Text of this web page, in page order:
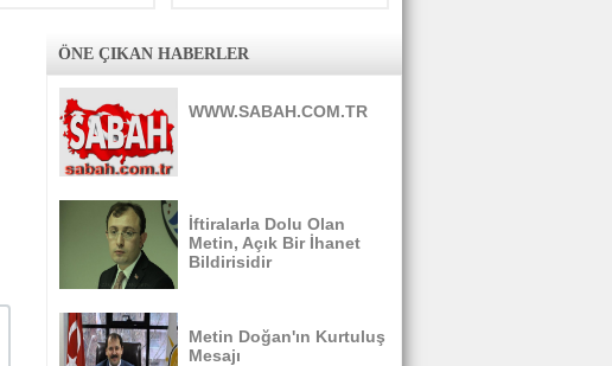
ÖNE ÇIKAN HABERLER
WWW.SABAH.COM.TR
İftiralarla Dolu Olan
Metin, Açık Bir İhanet
Bildirisidir
Metin Doğan'ın Kurtuluş
Mesajı